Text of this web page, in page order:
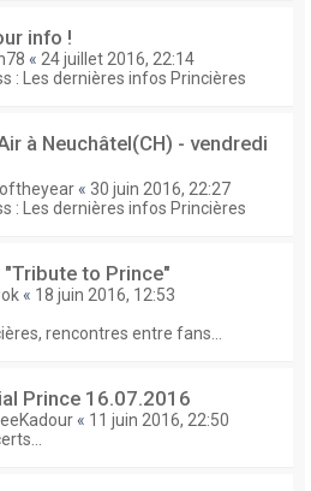
info !
« 24 juillet 2016, 22:14
: Les dernières infos Princières
à Neuchâtel(CH) - vendredi
« 30 juin 2016, 22:27
: Les dernières infos Princières
to Prince"
« 18 juin 2016, 12:53
rencontres entre fans...
Prince 16.07.2016
« 11 juin 2016, 22:50